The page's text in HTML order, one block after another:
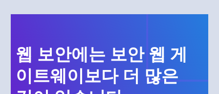
웹 보안에는 보안 웹 게
이트웨이보다 더 많은